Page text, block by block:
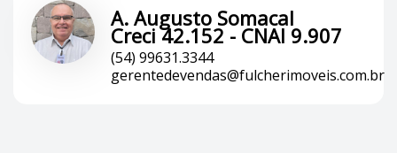
A. Augusto Somacal
Creci 42.152 - CNAI 9.907
(54) 99631.3344
gerentedevendas@fulcherimoveis.com.br